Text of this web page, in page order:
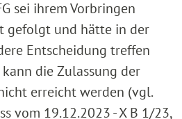
sei ihrem Vorbringen
gefolgt und hätte in der
Entscheidung treffen
kann die Zulassung der
erreicht werden (vgl.
vom 19.12.2023 - X B 1/23,